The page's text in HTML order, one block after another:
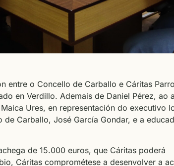
entre o Concello de Carballo e Cáritas
en Verdillo. Ademais de Daniel Pérez, ao
Ures, en representación do executivo
Carballo, José García Gondar, e a
de 15.000 euros, que Cáritas poderá
Cáritas comprométese a desenvolver a